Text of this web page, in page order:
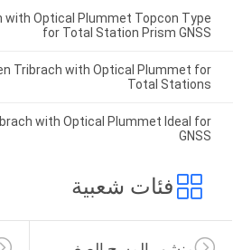
with Optical Plummet Topcon Type
for Total Station Prism GNSS
Tribrach with Optical Plummet for
Total Stations
with Optical Plummet Ideal for
GNSS
فئات شعبية